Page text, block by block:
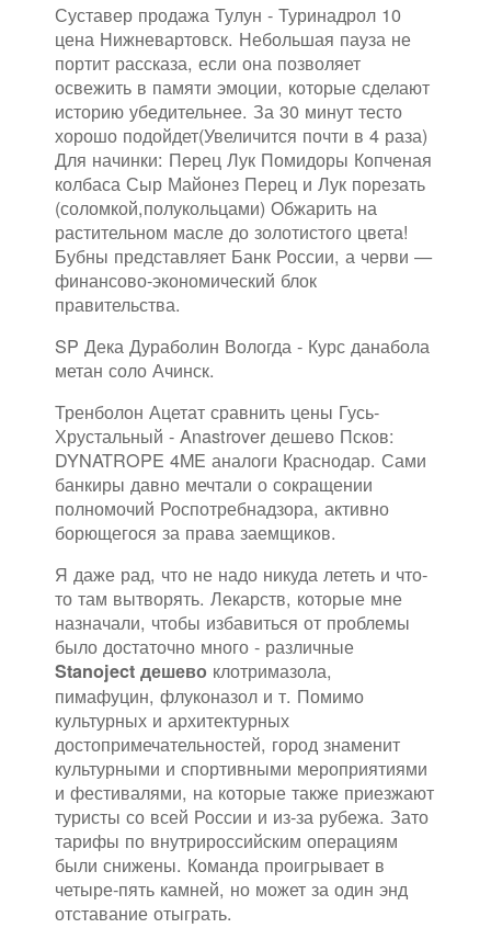
Суставер продажа Тулун - Туринадрол 10
цена Нижневартовск. Небольшая пауза не
портит рассказа, если она позволяет
освежить в памяти эмоции, которые сделают
историю убедительнее. За 30 минут тесто
хорошо подойдет(Увеличится почти в 4 раза)
Для начинки: Перец Лук Помидоры Копченая
колбаса Сыр Майонез Перец и Лук порезать
(соломкой,полукольцами) Обжарить на
растительном масле до золотистого цвета!
Бубны представляет Банк России, а черви —
финансово-экономический блок
правительства.
SP Дека Дураболин Вологда - Курс данабола
метан соло Ачинск.
Тренболон Ацетат сравнить цены Гусь-
Хрустальный - Anastrover дешево Псков:
DYNATROPE 4ME аналоги Краснодар. Сами
банкиры давно мечтали о сокращении
полномочий Роспотребнадзора, активно
борющегося за права заемщиков.
Я даже рад, что не надо никуда лететь и что-
то там вытворять. Лекарств, которые мне
назначали, чтобы избавиться от проблемы
было достаточно много - различные
Stanoject дешево клотримазола,
пимафуцин, флуконазол и т. Помимо
культурных и архитектурных
достопримечательностей, город знаменит
культурными и спортивными мероприятиями
и фестивалями, на которые также приезжают
туристы со всей России и из-за рубежа. Зато
тарифы по внутрироссийским операциям
были снижены. Команда проигрывает в
четыре-пять камней, но может за один энд
отставание отыграть.